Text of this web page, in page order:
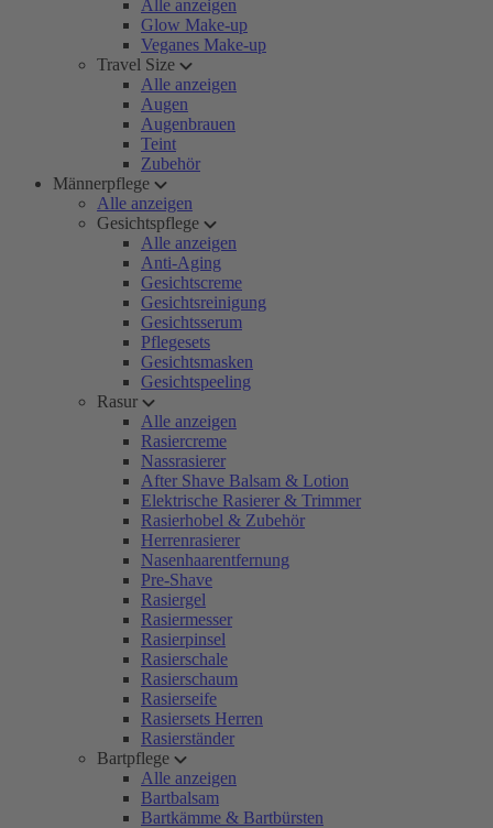
Alle anzeigen
Glow Make-up
Veganes Make-up
Travel Size
Alle anzeigen
Augen
Augenbrauen
Teint
Zubehör
Männerpflege
Alle anzeigen
Gesichtspflege
Alle anzeigen
Anti-Aging
Gesichtscreme
Gesichtsreinigung
Gesichtsserum
Pflegesets
Gesichtsmasken
Gesichtspeeling
Rasur
Alle anzeigen
Rasiercreme
Nassrasierer
After Shave Balsam & Lotion
Elektrische Rasierer & Trimmer
Rasierhobel & Zubehör
Herrenrasierer
Nasenhaarentfernung
Pre-Shave
Rasiergel
Rasiermesser
Rasierpinsel
Rasierschale
Rasierschaum
Rasierseife
Rasiersets Herren
Rasierständer
Bartpflege
Alle anzeigen
Bartbalsam
Bartkämme & Bartbürsten